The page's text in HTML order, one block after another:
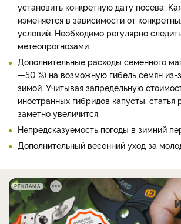
установить конкретную дату посева.
изменяется в зависимости от
условий. Необходимо регулярно
метеопрогнозами.
Дополнительные расходы семенного
—50 %) на возможную гибель семян из-
зимой. Учитывая запредельную
иностранных гибридов капусты, статья
заметно увеличится.
Непредсказуемость погоды в зимний
Дополнительный весенний уход за
РЕКЛАМА